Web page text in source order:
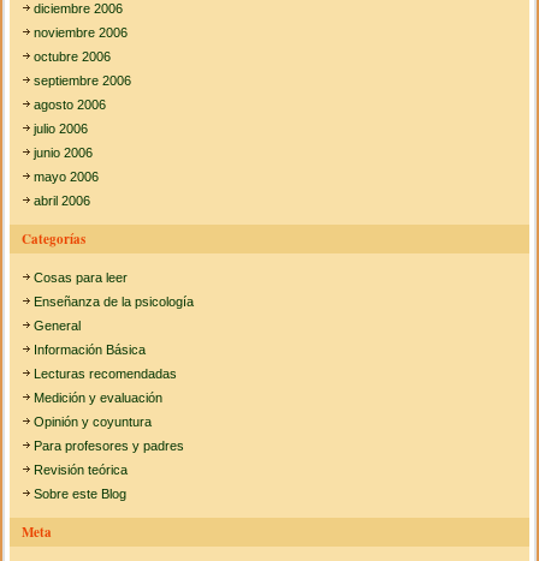
diciembre 2006
noviembre 2006
octubre 2006
septiembre 2006
agosto 2006
julio 2006
junio 2006
mayo 2006
abril 2006
Categorías
Cosas para leer
Enseñanza de la psicología
General
Información Básica
Lecturas recomendadas
Medición y evaluación
Opinión y coyuntura
Para profesores y padres
Revisión teórica
Sobre este Blog
Meta